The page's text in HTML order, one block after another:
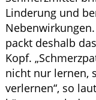
Linderung und
packt deshalb
Kopf.
nicht nur lernen,
verlernen“, so